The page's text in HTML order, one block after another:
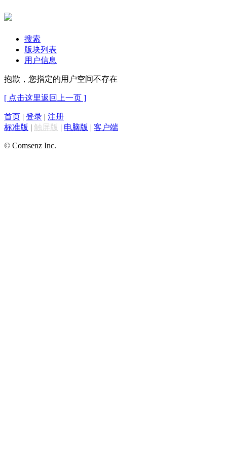
搜索
版块列表
用户信息
抱歉，您指定的用户空间不存在
[ 点击这里返回上一页 ]
首页 | 登录 | 注册
标准版 | 触屏版 | 电脑版 | 客户端
© Comsenz Inc.